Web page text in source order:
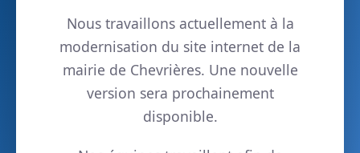
Nous travaillons actuellement à la
modernisation du site internet de la
mairie de Chevrières. Une nouvelle
version sera prochainement
disponible.